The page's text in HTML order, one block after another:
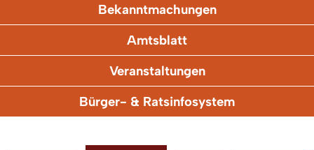
Bekanntmachungen
Amtsblatt
Veranstaltungen
Bürger- & Ratsinfosystem